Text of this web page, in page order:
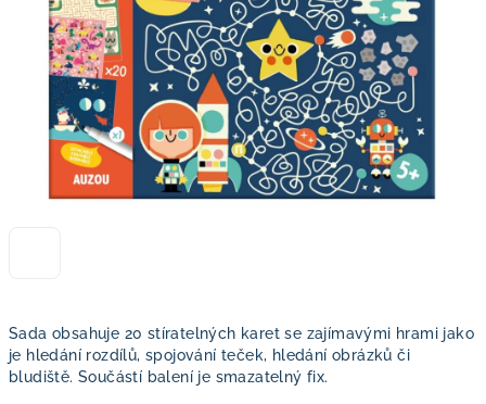
Sada obsahuje 20 stíratelných karet se zajímavými hrami jako
je hledání rozdílů, spojování teček, hledání obrázků či
bludiště. Součástí balení je smazatelný fix.